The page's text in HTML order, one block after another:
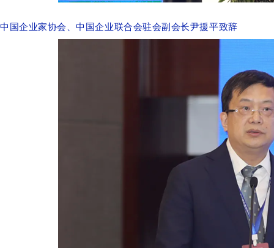
中国企业家协会、中国企业联合会驻会副会长尹援平致辞